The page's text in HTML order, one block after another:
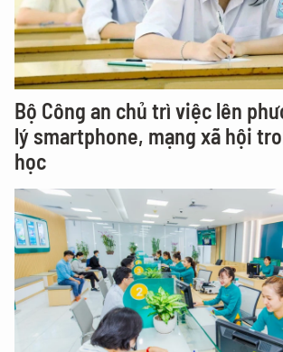
Bộ Công an chủ trì việc lên
lý smartphone, mạng xã hội
học